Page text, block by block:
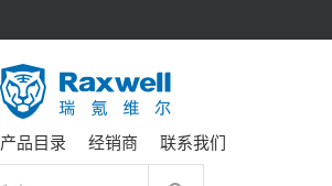
产品目录 经销商 联系我们